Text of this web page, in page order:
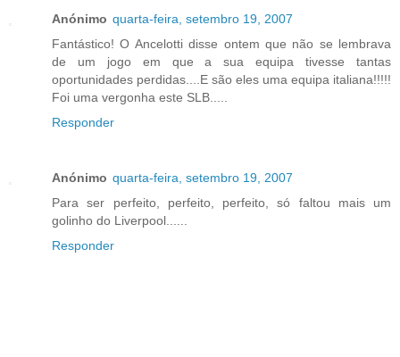
Anónimo quarta-feira, setembro 19, 2007
Fantástico! O Ancelotti disse ontem que não se lembrava
de um jogo em que a sua equipa tivesse tantas
oportunidades perdidas....E são eles uma equipa italiana!!!!!
Foi uma vergonha este SLB.....
Responder
Anónimo quarta-feira, setembro 19, 2007
Para ser perfeito, perfeito, perfeito, só faltou mais um
golinho do Liverpool......
Responder